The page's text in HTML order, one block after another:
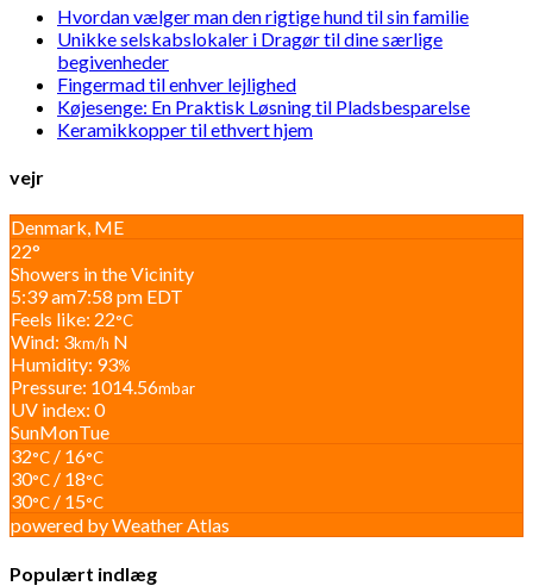
Hvordan vælger man den rigtige hund til sin familie
Unikke selskabslokaler i Dragør til dine særlige
begivenheder
Fingermad til enhver lejlighed
Køjesenge: En Praktisk Løsning til Pladsbesparelse
Keramikkopper til ethvert hjem
vejr
Denmark, ME
22°
Showers in the Vicinity
5:39 am7:58 pm EDT
Feels like: 22°C
Wind: 3km/h N
Humidity: 93%
Pressure: 1014.56mbar
UV index: 0
SunMonTue
32°C / 16°C
30°C / 18°C
30°C / 15°C
powered byWeather Atlas
Populært indlæg